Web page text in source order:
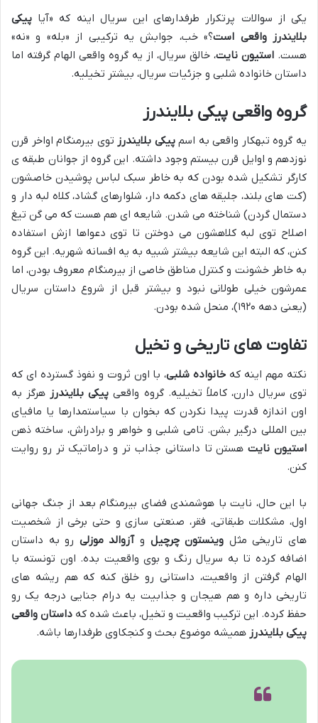
یکی از سوالات پرتکرار طرفدارهای این سریال اینه که «آیا پیکی
بلایندرز واقعی است؟» خب، جوابش یه ترکیبی از «بله» و «نه»
هست. استیون نایت، خالق سریال، از یه گروه واقعی الهام گرفته اما
داستان خانواده شلبی و جزئیات سریال، بیشتر تخیلیه.
گروه واقعی پیکی بلایندرز
یه گروه تبهکار واقعی به اسمپیکی بلایندرز توی بیرمنگام اواخر قرن
نوزدهم و اوایل قرن بیستم وجود داشته. این گروه از جوانان طبقه ی
کارگر تشکیل شده بودن که به خاطر سبک لباس پوشیدن خاصشون
(کت های بلند، جلیقه های دکمه دار، شلوارهای گشاد، کلاه لبه دار و
دستمال گردن) شناخته می شدن. شایعه ای هم هست که می گن تیغ
اصلاح توی لبه کلاهشون می دوختن تا توی دعواها ازش استفاده
کنن، که البته این شایعه بیشتر شبیه به یه افسانه شهریه. این گروه
به خاطر خشونت و کنترل مناطق خاصی از بیرمنگام معروف بودن، اما
عمرشون خیلی طولانی نبود و بیشتر قبل از شروع داستان سریال
(یعنی دهه ۱۹۲۰)، منحل شده بودن.
تفاوت های تاریخی و تخیل
نکته مهم اینه که خانواده شلبی، با اون ثروت و نفوذ گسترده ای که
توی سریال دارن، کاملاً تخیلیه. گروه واقعی پیکی بلایندرز هرگز به
اون اندازه قدرت پیدا نکردن که بخوان با سیاستمدارها یا مافیای
بین المللی درگیر بشن. تامی شلبی و خواهر و برادراش، ساخته ذهن
استیون نایتهستن تا داستانی جذاب تر و دراماتیک تر رو روایت
کنن.
با این حال، نایت با هوشمندی فضای بیرمنگام بعد از جنگ جهانی
اول، مشکلات طبقاتی، فقر، صنعتی سازی و حتی برخی از شخصیت
های تاریخی مثل وینستون چرچیل وآزوالد موزلی رو به داستان
اضافه کرده تا به سریال رنگ و بوی واقعیت بده. اون تونسته با
الهام گرفتن از واقعیت، داستانی رو خلق کنه که هم ریشه های
تاریخی داره و هم هیجان و جذابیت یه درام جنایی درجه یک رو
حفظ کرده. این ترکیب واقعیت و تخیل، باعث شده که داستان واقعی
پیکی بلایندرز همیشه موضوع بحث و کنجکاوی طرفدارها باشه.